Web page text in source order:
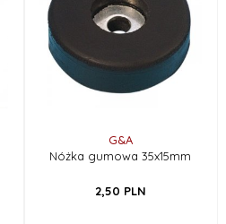
G&A
Nóżka gumowa 35x15mm
2,50 PLN